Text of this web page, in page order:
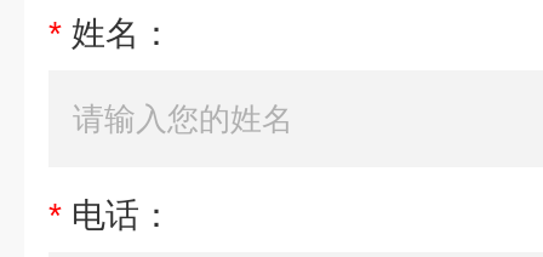
* 姓名：
* 电话：